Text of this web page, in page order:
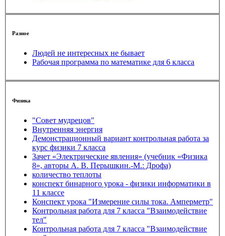
Разное
Людей не интересных не бывает
Рабочая программа по математике для 6 класса
Физика
"Совет мудрецов"
Внутренняя энергия
Демонстрационный вариант контрольная работа за
курс физики 7 класса
Зачет «Электрические явления» (учебник «Физика
8», авторы А. В. Перышкин.-М.: Дрофа)
количество теплоты
конспект бинарного урока - физики информатики в
11 классе
Конспект урока "Измерение силы тока. Амперметр"
Контрольная работа для 7 класса "Взаимодействие
тел"
Контрольная работа для 7 класса "Взаимодействие